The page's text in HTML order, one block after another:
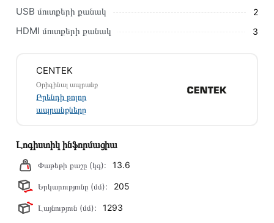
պայմանները։ Նախքան առցանց պատվեր տեղադրելը,
խորհուրդ ենք տալիս կարդալ նկարագրությունը,
Տվյալ ապրանքը սետիֆիկացված է և համպատասխանում է
բոլոր ստանդարտներին։ Գնված ապրանքի վերադարձը
կատարվում է 14 օրվա ընթացքում:
USB մուտքերի քանակ 2
HDMI մուտքերի քանակ 3
CENTEK
Օրիգինալ ապրանք
Բրենդի բոլոր
ապրանքները
Լոգիստիկ ինֆորմացիա
Փաթեթի քաշը (կգ): 13.6
Երկարությունը (մմ): 205
Լայնություն (մմ): 1293